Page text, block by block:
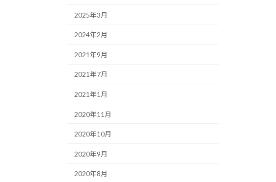
2025年3月
2024年2月
2021年9月
2021年7月
2021年1月
2020年11月
2020年10月
2020年9月
2020年8月